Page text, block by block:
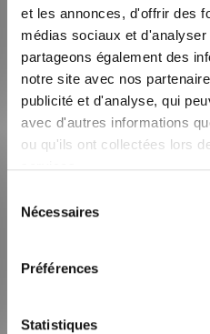
et les annonces, d'offrir des
médias sociaux et
partageons également des
notre site avec nos
publicité et d'analyse, qui
avec d'autres informations
ou qu'ils ont collectées lors
services.
Nécessaires
Préférences
Statistiques
ZONE SOUMISE À ENCADREMENT DES
Le loyer de référence
dépasser) est de 995,23 €
SURFACE HABITABLE
59m²
NOMBRE DE PIÈCE
NOMBRE DE SALLE D'EAU